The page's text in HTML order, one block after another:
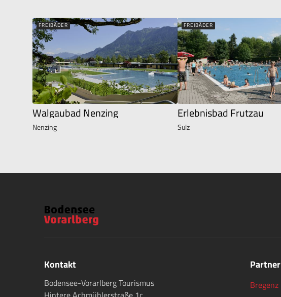
FREIBÄDER
Walgaubad Nenzing
Nenzing
FREIBÄDER
Erlebnisbad Frutzau
Sulz
Kontakt
Bodensee-Vorarlberg Tourismus
Partner
Bregenz